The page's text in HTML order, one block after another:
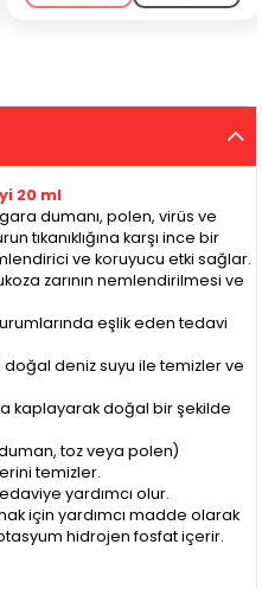
20 ml
dumanı, polen, virüs ve
tıkanıklığına karşı ince bir
ve koruyucu etki sağlar.
zarının nemlendirilmesi ve
eşlik eden tedavi
doğal deniz suyu ile temizler ve
kaplayarak doğal bir şekilde
toz veya polen)
temizler.
yardımcı olur.
için yardımcı madde olarak
hidrojen fosfat içerir.